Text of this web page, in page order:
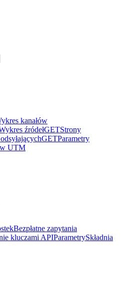
kanałów
źródełGETStrony
GETParametry
UTM
Bezpłatne zapytania
kluczami APIParametrySkładnia